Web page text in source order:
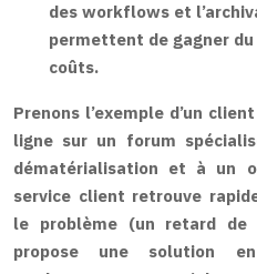
des workflows et
permettent de gagner
coûts.
Prenons l’exemple d’un
ligne sur un forum
dématérialisation et à un
service client retrouve
le problème (un retard de
propose une solution